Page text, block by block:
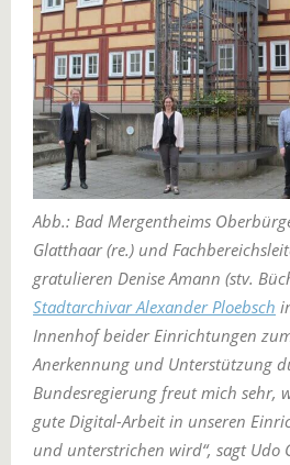
Abb.: Bad Mergentheims
Glatthaar (re.) und
gratulieren Denise Amann (stv.
Stadtarchivar Alexander Ploebsch
Innenhof beider Einrichtungen
Anerkennung und Unterstützung
Bundesregierung freut mich sehr,
gute Digital-Arbeit in unseren
und unterstrichen wird“, sagt Udo